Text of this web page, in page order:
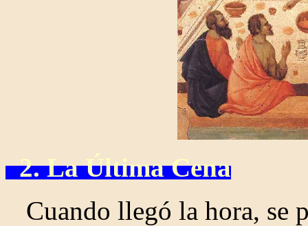
2. La Última Cena
Cuando llegó la hora, se